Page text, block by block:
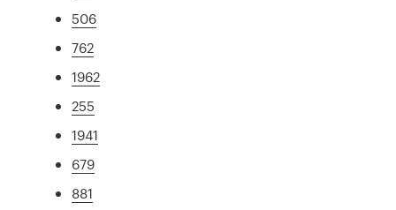
506
762
1962
255
1941
679
881